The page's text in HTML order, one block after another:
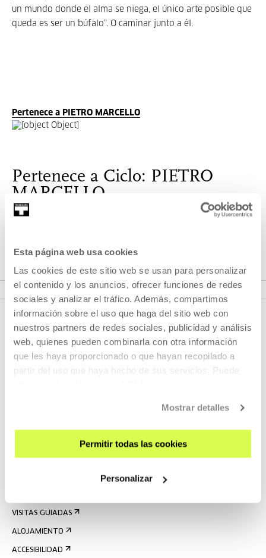
Esta página web usa cookies
Las cookies de este sitio web se usan para personalizar
el contenido y los anuncios, ofrecer funciones de redes
sociales y analizar el tráfico. Además, compartimos
información sobre el uso que haga del sitio web con
nuestros partners de redes sociales, publicidad y análisis
web, quienes pueden combinarla con otra información
que les haya proporcionado o que hayan recopilado a
partir del uso que haya hecho de sus servicios. Puede
Mostrar detalles
Permitir todas las cookies
Personalizar
un mundo donde el alma se niega, el único arte posible que
queda es ser un búfalo”. O caminar junto a él.
Pertenece a PIETRO MARCELLO
Pertenece a Ciclo: PIETRO
MARCELLO
VER CICLO
AGENDA
VISÍTANOS
VISITAS GUIADAS
ALOJAMIENTO
ACCESIBILIDAD